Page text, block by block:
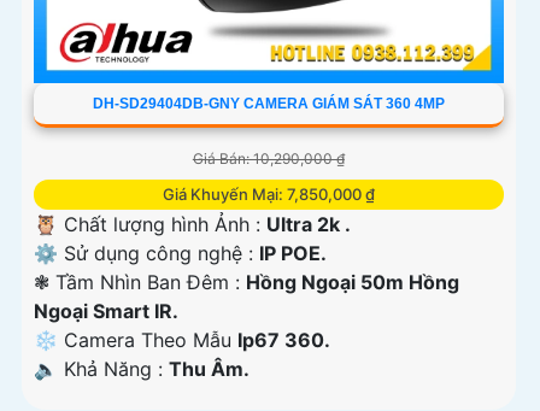
DH-SD29404DB-GNY CAMERA GIÁM SÁT 360 4MP
Giá Bán: 10,290,000 ₫
Giá Khuyến Mại: 7,850,000 ₫
🦉 Chất lượng hình Ảnh : Ultra 2k .
⚙ Sử dụng công nghệ : IP POE.
❃ Tầm Nhìn Ban Đêm : Hồng Ngoại 50m Hồng
Ngoại Smart IR.
❄ Camera Theo Mẫu Ip67 360.
️🔈 Khả Năng : Thu Âm.